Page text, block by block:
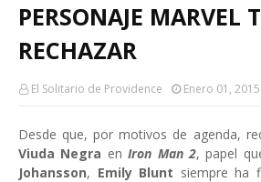
PERSONAJE MARVEL
RECHAZAR
El Solitario de Providence Enero 01, 2015
Desde que, por motivos de agenda,
Viuda Negra enIron Man 2, papel
Johansson, Emily Blunt siempre ha